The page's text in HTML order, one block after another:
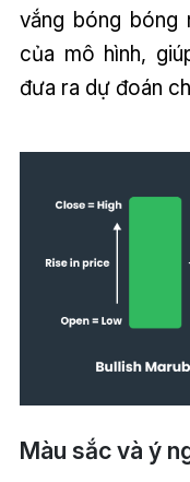
vắng bóng bóng
của mô hình,
đưa ra dự đoán
Màu sắc và ý